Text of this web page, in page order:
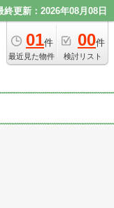
終更新：2026年08月08日
01件
最近見た物件
00件
検討リスト